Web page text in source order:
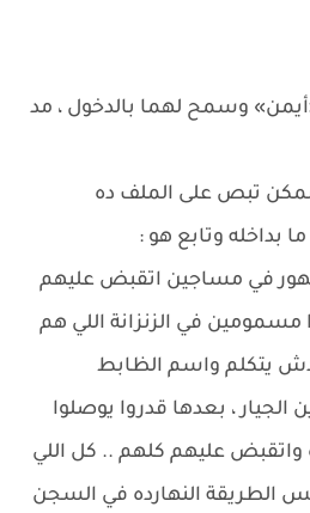
وسمح لهما بالدخول ، مد
تبص على الملف ده
بداخله وتابع هو :
يا فندم من 3 شهور في مساجين اتقبض عليهم
في الزنزانة اللي هم
يتكلم واسم الظابط
، بعدها قدروا يوصلوا
واتقبض عليهم كلهم .. كل اللي
الطريقة النهارده في السجن